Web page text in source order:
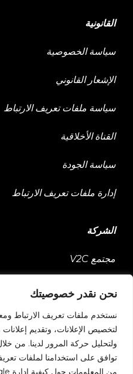
نحن نقدر خصوصيتك
نستخدم ملفات تعريف الارتباط
لتخصيص الإعلانات، وتقديم
ولتحليل حركة المرور لدينا. من
توافق على استخدامنا لملفات
القانونية
سياسة الخصوصية
الإشعار القانوني
سياسة ملفات تعريف الارتباط
القناة الأخلاقية
سياسة الجودة
إدارة ملفات تعريف الارتباط
الشركة
مجتمع V2C
e-Chargers
V2C Power